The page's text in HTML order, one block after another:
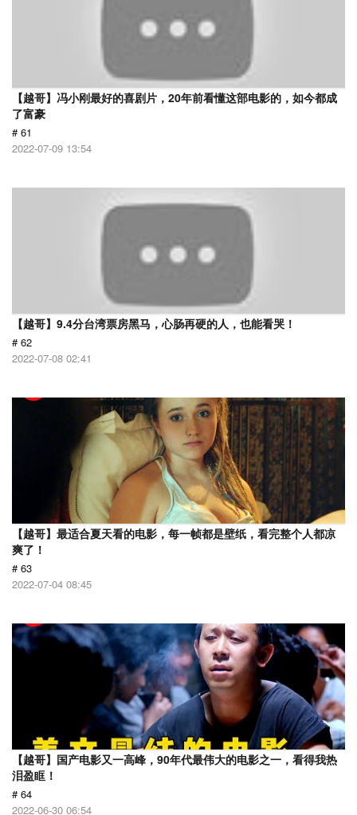
【越哥】冯小刚最好的喜剧片，20年前看懂这部电影的，如今都成
了富豪
# 61
2022-07-09 13:54
【越哥】9.4分台湾票房黑马，心肠再硬的人，也能看哭！
# 62
2022-07-08 02:41
【越哥】最适合夏天看的电影，每一帧都是壁纸，看完整个人都凉
爽了！
# 63
2022-07-04 08:45
【越哥】国产电影又一高峰，90年代最伟大的电影之一，看得我热
泪盈眶！
# 64
2022-06-30 06:54